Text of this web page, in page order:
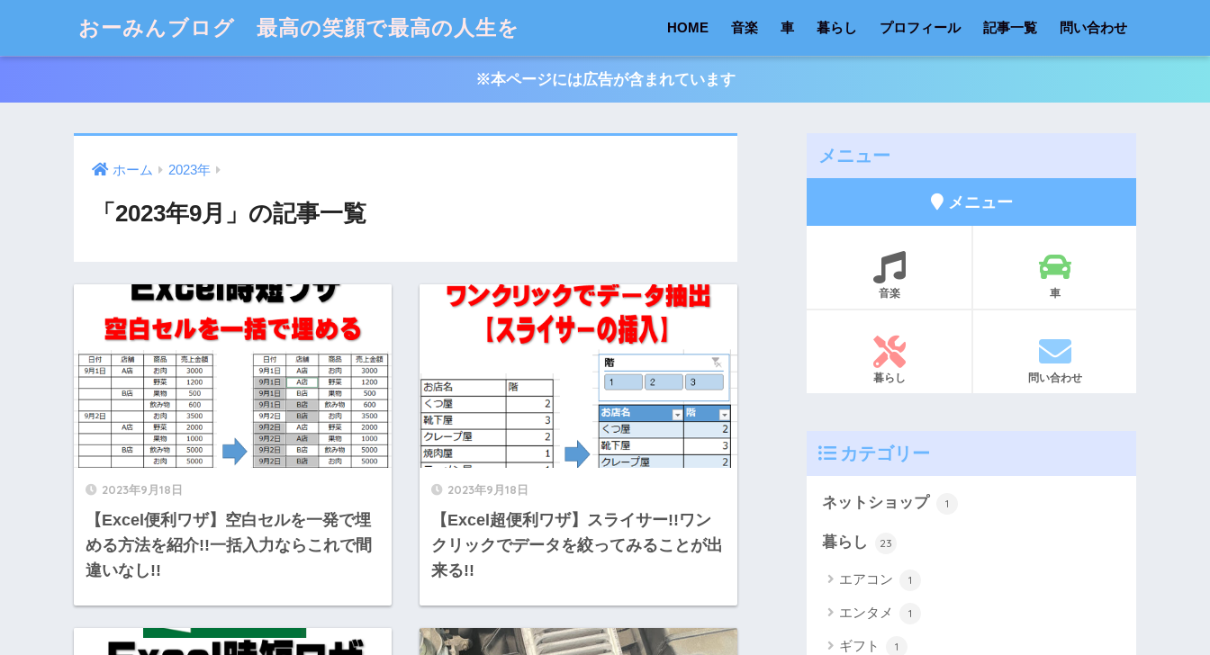
おーみんブログ 最高の笑顔で最高の人生を HOME 音楽 車 暮らし プロフィール 記事一覧 問い合わせ
※本ページには広告が含まれています
ホーム 2023年
「2023年9月」の記事一覧
2023年9月18日
【Excel便利ワザ】空白セルを一発で埋
める方法を紹介!!一括入力ならこれで間
違いなし!!
2023年9月18日
【Excel超便利ワザ】スライサー!!ワン
クリックでデータを絞ってみることが出
来る!!
メニュー
メニュー
音楽 車
暮らし 問い合わせ
カテゴリー
ネットショップ 1
暮らし 23
エアコン 1
エンタメ 1
ギフト 1